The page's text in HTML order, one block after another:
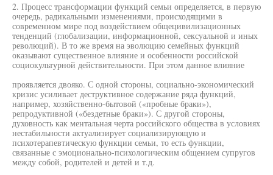
2. Процесс трансформации функций семьи определяется, в первую
очередь, радикальными изменениями, происходящими в
современном мире под воздействием общецивилизационных
тенденций (глобализации, информационной, сексуальной и иных
революций). В то же время на эволюцию семейных функций
оказывают существенное влияние и особенности российской
социокультурной действительности. При этом данное влияние
проявляется двояко. С одной стороны, социально-экономический
кризис усиливает деструктивное содержание ряда функций,
например, хозяйственно-бытовой («пробные браки»),
репродуктивной («бездетные браки»). С другой стороны,
духовность как ментальная черта российского общества в условиях
нестабильности актуализирует социализирующую и
психотерапевтическую функции семьи, то есть функции,
связанные с эмоционально-психологическим общением супругов
между собой, родителей и детей и т.д.